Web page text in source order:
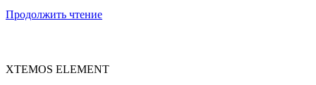
Продолжить чтение
XTEMOS ELEMENT